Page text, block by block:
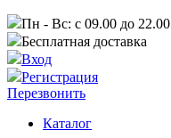
Пн - Вс: с 09.00 до 22.00
Бесплатная доставка
Вход
Регистрация
Перезвонить
Каталог